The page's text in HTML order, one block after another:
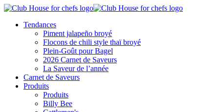
Tendances
Piment jalapeño broyé
Flocons de chili style thaï broyé
Plein-Goût pour Bagel
2026 Carnet de Saveurs
La Saveur de l’année
Carnet de Saveurs
Produits
Produits
Billy Bee